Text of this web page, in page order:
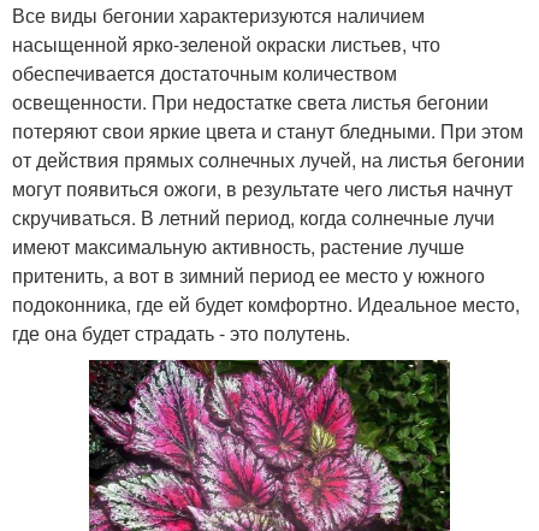
Все виды бегонии характеризуются наличием
насыщенной ярко-зеленой окраски листьев, что
обеспечивается достаточным количеством
освещенности. При недостатке света листья бегонии
потеряют свои яркие цвета и станут бледными. При этом
от действия прямых солнечных лучей, на листья бегонии
могут появиться ожоги, в результате чего листья начнут
скручиваться. В летний период, когда солнечные лучи
имеют максимальную активность, растение лучше
притенить, а вот в зимний период ее место у южного
подоконника, где ей будет комфортно. Идеальное место,
где она будет страдать - это полутень.